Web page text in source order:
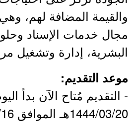
والقيمة المضافة لهم،
مجال خدمات الإسناد
البشرية، إدارة وتشغيل
موعد التقديم:
- التقديم مُتاح الآن بدأ
1444/03/20هـ الموافق 2022/10/16م.